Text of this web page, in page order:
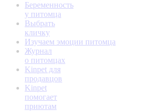
Беременность
у питомца
Выбрать
кличку
Изучаем эмоции питомца
Журнал
о питомцах
Kinpet для
продавцов
Kinpet
помогает
приютам